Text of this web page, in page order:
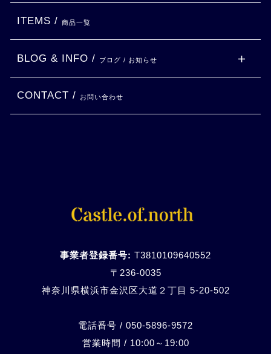
事業者登録番号: T3810109640552
〒236-0035
神奈川県横浜市金沢区大道２丁目 5-20-502
電話番号 / 050-5896-9572
営業時間 / 10:00～19:00
ITEMS / 商品一覧
BLOG & INFO / ブログ / お知らせ
CONTACT / お問い合わせ